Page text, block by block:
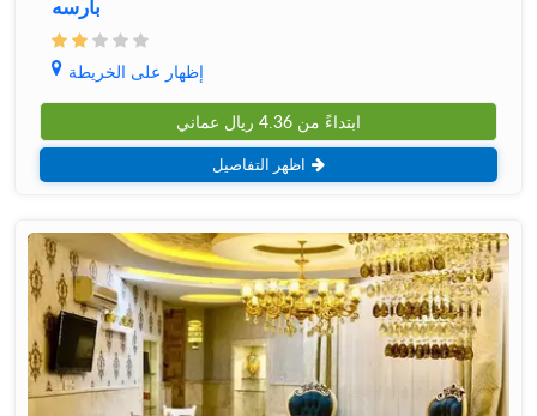
بارسه
إظهار على الخريطة
ابتداءً من 4.36 ريال عماني
اظهر التفاصيل